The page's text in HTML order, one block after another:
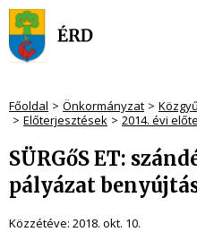
Főoldal Önkormányzat
Előterjesztések
2014. évi
SÜRGőS ET:
pályázat
Közzétéve: 2018. okt. 10.